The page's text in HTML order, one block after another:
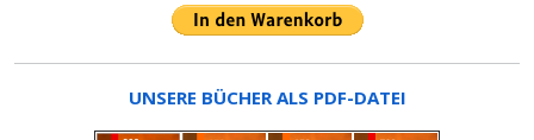
UNSERE BÜCHER ALS PDF-DATEI